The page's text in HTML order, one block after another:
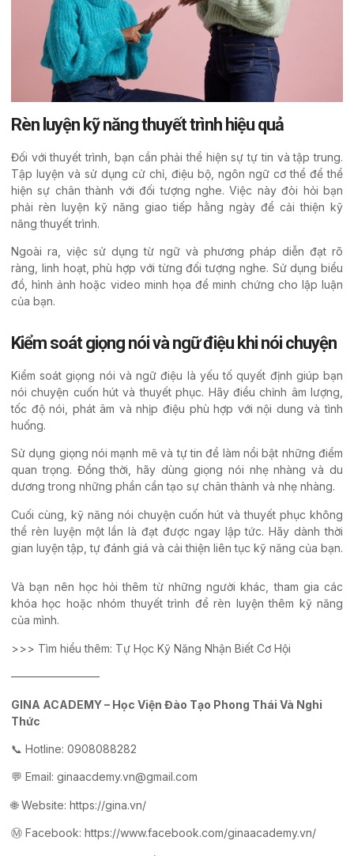
Rèn luyện kỹ năng thuyết trình hiệu quả
Đối với thuyết trình, bạn cần phải thể hiện sự tự tin và tập trung.
Tập luyện và sử dụng cử chỉ, điệu bộ, ngôn ngữ cơ thể để thể
hiện sự chân thành với đối tượng nghe. Việc này đòi hỏi bạn
phải rèn luyện kỹ năng giao tiếp hằng ngày để cải thiện kỹ
năng thuyết trình.
Ngoài ra, việc sử dụng từ ngữ và phương pháp diễn đạt rõ
ràng, linh hoạt, phù hợp với từng đối tượng nghe. Sử dụng biểu
đồ, hình ảnh hoặc video minh họa để minh chứng cho lập luận
của bạn.
Kiểm soát giọng nói và ngữ điệu khi nói chuyện
Kiểm soát giọng nói và ngữ điệu là yếu tố quyết định giúp bạn
nói chuyện cuốn hút và thuyết phục. Hãy điều chỉnh âm lượng,
tốc độ nói, phát âm và nhịp điệu phù hợp với nội dung và tình
huống.
Sử dụng giọng nói mạnh mẽ và tự tin để làm nổi bật những điểm
quan trọng. Đồng thời, hãy dùng giọng nói nhẹ nhàng và du
dương trong những phần cần tạo sự chân thành và nhẹ nhàng.
Cuối cùng, kỹ năng nói chuyện cuốn hút và thuyết phục không
thể rèn luyện một lần là đạt được ngay lập tức. Hãy dành thời
gian luyện tập, tự đánh giá và cải thiện liên tục kỹ năng của bạn.
Và bạn nên học hỏi thêm từ những người khác, tham gia các
khóa học hoặc nhóm thuyết trình để rèn luyện thêm kỹ năng
của mình.
>>> Tìm hiểu thêm: Tự Học Kỹ Năng Nhận Biết Cơ Hội
————————
GINA ACADEMY – Học Viện Đào Tạo Phong Thái Và Nghi
Thức
📞 Hotline: 0908088282
💬 Email: ginaacdemy.vn@gmail.com
🌐 Website: https://gina.vn/
Ⓜ️ Facebook: https://www.facebook.com/ginaacademy.vn/